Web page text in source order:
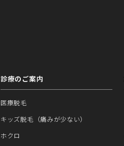
診療のご案内
医療脱毛
キッズ脱毛（痛みが少ない）
ホクロ